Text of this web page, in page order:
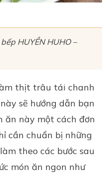
HUYỀN HUHO –
thịt trâu tái chanh
sẽ hướng dẫn bạn
ăn này một cách đơn
cần chuẩn bị những
theo các bước sau
món ăn ngon như